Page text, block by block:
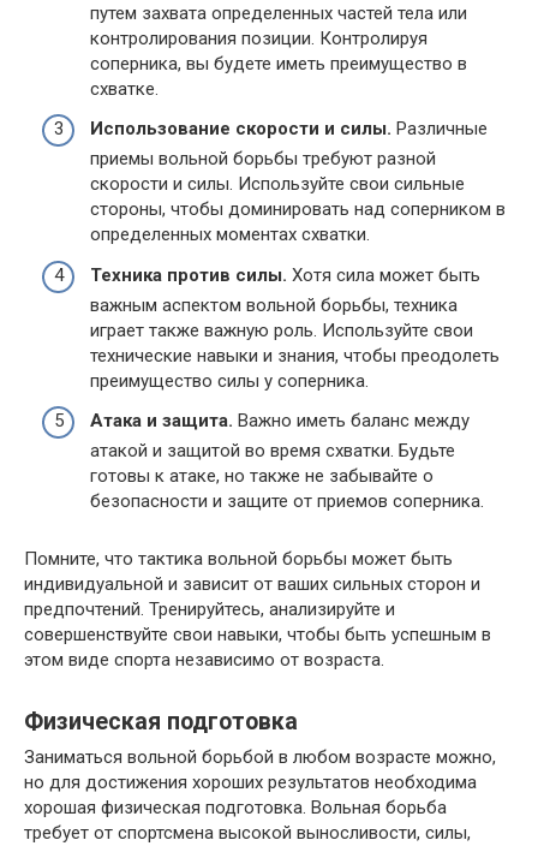
путем захвата определенных частей тела или
контролирования позиции. Контролируя
соперника, вы будете иметь преимущество в
схватке.
Использование скорости и силы. Различные
приемы вольной борьбы требуют разной
скорости и силы. Используйте свои сильные
стороны, чтобы доминировать над соперником в
определенных моментах схватки.
Техника против силы. Хотя сила может быть
важным аспектом вольной борьбы, техника
играет также важную роль. Используйте свои
технические навыки и знания, чтобы преодолеть
преимущество силы у соперника.
Атака и защита. Важно иметь баланс между
атакой и защитой во время схватки. Будьте
готовы к атаке, но также не забывайте о
безопасности и защите от приемов соперника.
Помните, что тактика вольной борьбы может быть
индивидуальной и зависит от ваших сильных сторон и
предпочтений. Тренируйтесь, анализируйте и
совершенствуйте свои навыки, чтобы быть успешным в
этом виде спорта независимо от возраста.
Физическая подготовка
Заниматься вольной борьбой в любом возрасте можно,
но для достижения хороших результатов необходима
хорошая физическая подготовка. Вольная борьба
требует от спортсмена высокой выносливости, силы,